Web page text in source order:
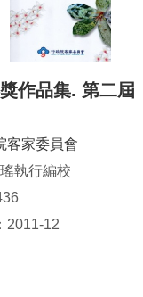
作品集. 第二屆
客家委員會
執行編校
2011-12